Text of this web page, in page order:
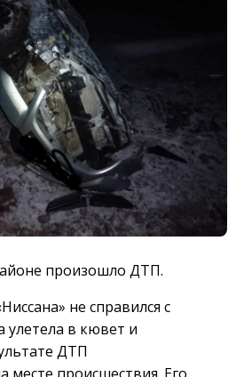
произошло ДТП.
не справился с
в кювет и
ДТП
месте происшествия. Его